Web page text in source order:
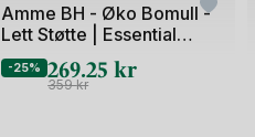
av
2
Amme BH - Øko Bomull -
Lett Støtte | Essential
Maternity and Nursing Bra
-25% 269.25kr
359kr